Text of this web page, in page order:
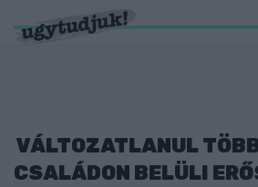
VÁLTOZATLANUL
CSALÁDON BELÜLI